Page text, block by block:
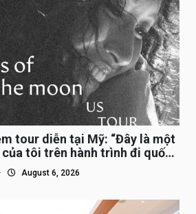
tour diễn tại Mỹ: “Đây là một
tôi trên hành trình đi quốc
August 6, 2026